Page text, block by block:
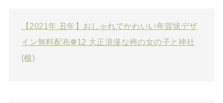
【2021年 丑年】おしゃれでかわいい年賀状デザ
イン無料配布❁12 大正浪漫な袴の女の子と神社
(横)